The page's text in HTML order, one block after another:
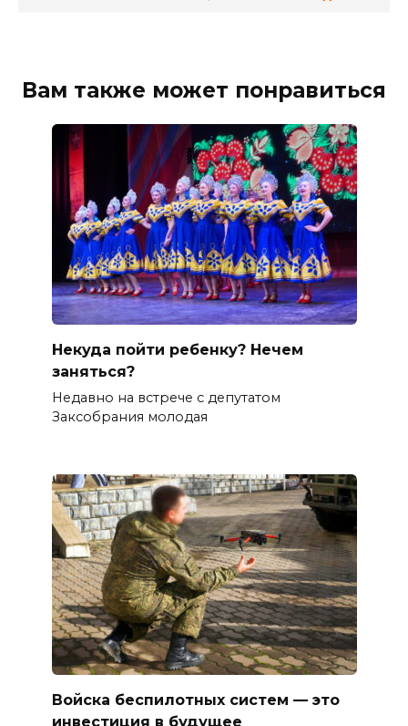
Вам также может понравиться
Некуда пойти ребенку? Нечем
заняться?
Недавно на встрече с депутатом
Заксобрания молодая
Войска беспилотных систем — это
инвестиция в будущее